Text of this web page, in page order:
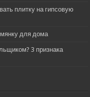
плитку на гипсовую
для дома
3 признака